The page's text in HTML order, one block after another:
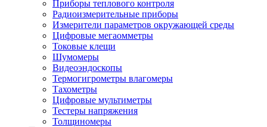
Приборы теплового контроля
Радиоизмерительные приборы
Измерители параметров окружающей среды
Цифровые мегаомметры
Токовые клещи
Шумомеры
Видеоэндоскопы
Термогигрометры влагомеры
Тахометры
Цифровые мультиметры
Тестеры напряжения
Толщиномеры